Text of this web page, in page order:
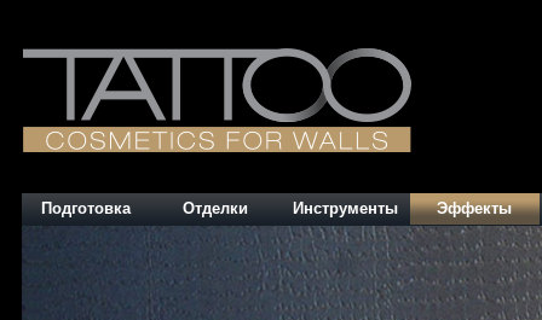
Подготовка Отделки Инструменты Эффекты